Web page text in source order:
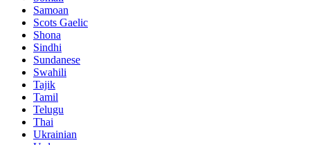
Samoan
Scots Gaelic
Shona
Sindhi
Sundanese
Swahili
Tajik
Tamil
Telugu
Thai
Ukrainian